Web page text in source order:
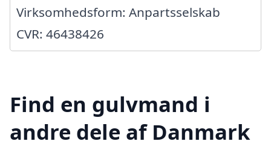
Virksomhedsform: Anpartsselskab
CVR: 46438426
Find en gulvmand i
andre dele af Danmark